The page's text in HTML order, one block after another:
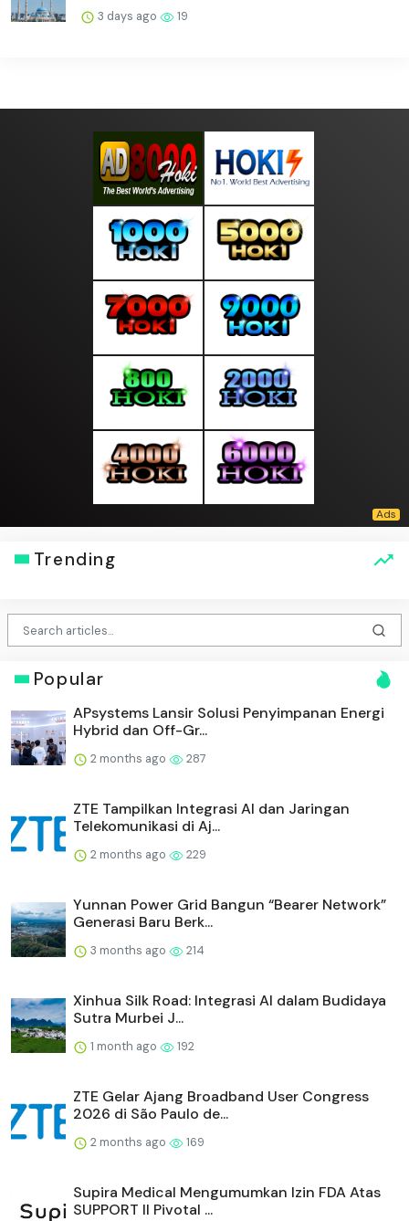
3 days ago 19
Trending
Popular
APsystems Lansir Solusi Penyimpanan Energi
Hybrid dan Off-Gr...
2 months ago 287
ZTE Tampilkan Integrasi AI dan Jaringan
Telekomunikasi di Aj...
2 months ago 229
Yunnan Power Grid Bangun “Bearer Network”
Generasi Baru Berk...
3 months ago 214
Xinhua Silk Road: Integrasi AI dalam Budidaya
Sutra Murbei J...
1 month ago 192
ZTE Gelar Ajang Broadband User Congress
2026 di São Paulo de...
2 months ago 169
Supira Medical Mengumumkan Izin FDA Atas
SUPPORT II Pivotal ...